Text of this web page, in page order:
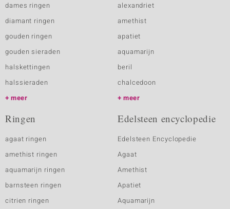
dames ringen
diamant ringen
gouden ringen
gouden sieraden
halskettingen
halssieraden
meer
alexandriet
amethist
apatiet
aquamarijn
beril
chalcedoon
meer
Ringen
agaat ringen
amethist ringen
aquamarijn ringen
barnsteen ringen
citrien ringen
Edelsteen encyclopedie
Edelsteen Encyclopedie
Agaat
Amethist
Apatiet
Aquamarijn